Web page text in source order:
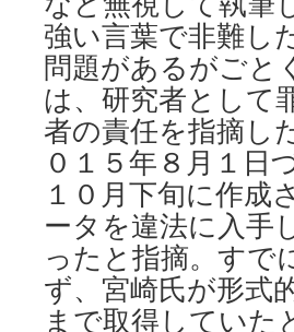
強い言葉で非難し
問題があるがごと
は、研究者として
者の責任を指摘し
０１５年８月１日
１０月下旬に作成
ータを違法に入手
ったと指摘。すで
ず、宮崎氏が形式
まで取得していた